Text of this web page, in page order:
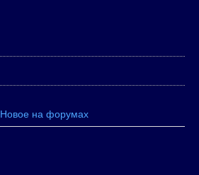
Новое на форумах